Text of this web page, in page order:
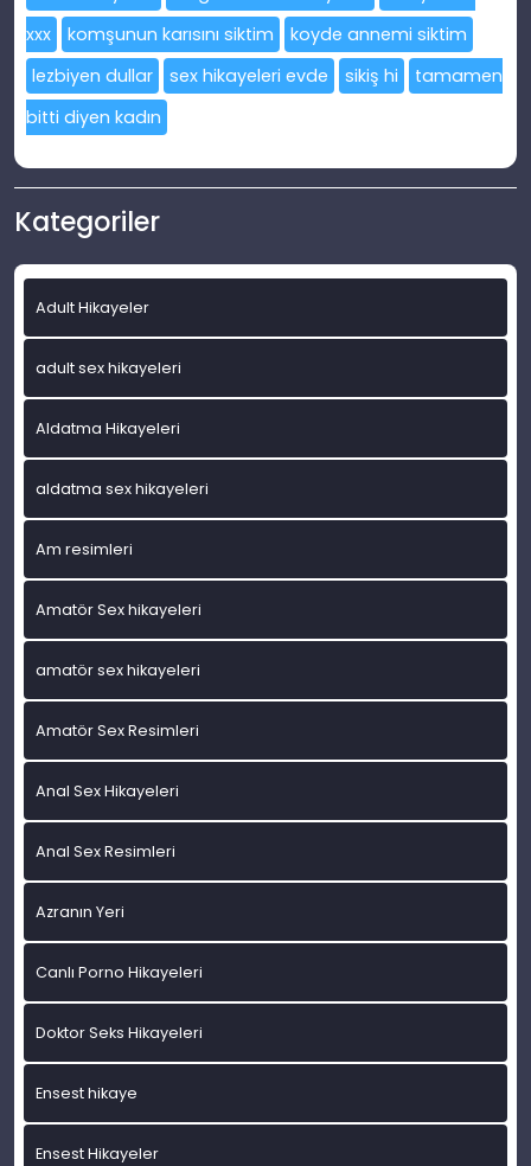
xxx
komşunun karısını siktim
koyde annemi siktim
lezbiyen dullar
sex hikayeleri evde sikiş hi
tamamen
bitti diyen kadın
Kategoriler
Adult Hikayeler
adult sex hikayeleri
Aldatma Hikayeleri
aldatma sex hikayeleri
Am resimleri
Amatör Sex hikayeleri
amatör sex hikayeleri
Amatör Sex Resimleri
Anal Sex Hikayeleri
Anal Sex Resimleri
Azranın Yeri
Canlı Porno Hikayeleri
Doktor Seks Hikayeleri
Ensest hikaye
Ensest Hikayeler